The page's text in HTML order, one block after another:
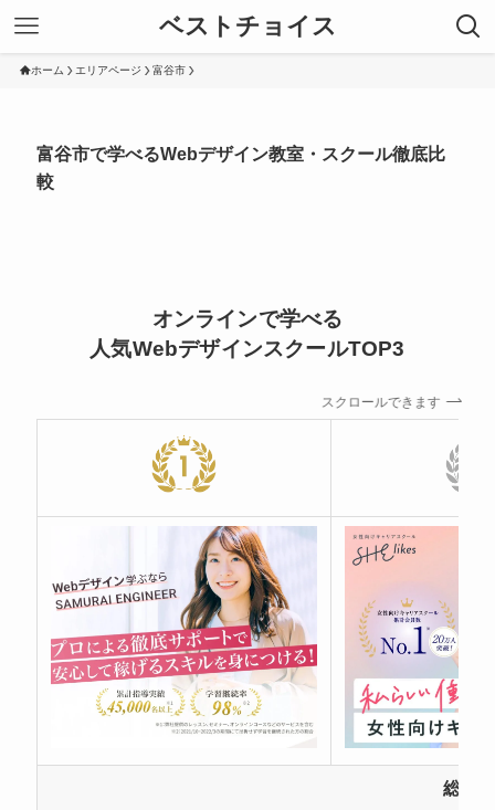
ベストチョイス
ホーム エリアページ 富谷市
富谷市で学べるWebデザイン教室・スクール徹底比
較
オンラインで学べる
人気WebデザインスクールTOP3
スクロールできます
総合